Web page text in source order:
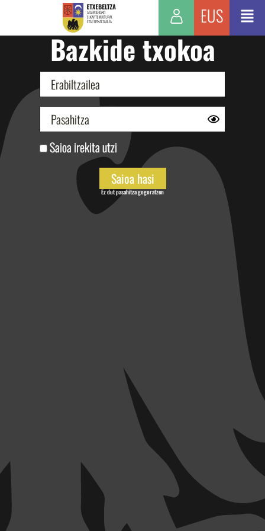
EUS
Bazkide txokoa
Saioa irekita utzi
Ez dut pasahitza gogoratzen